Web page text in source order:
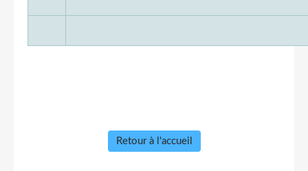
Retour à l'accueil